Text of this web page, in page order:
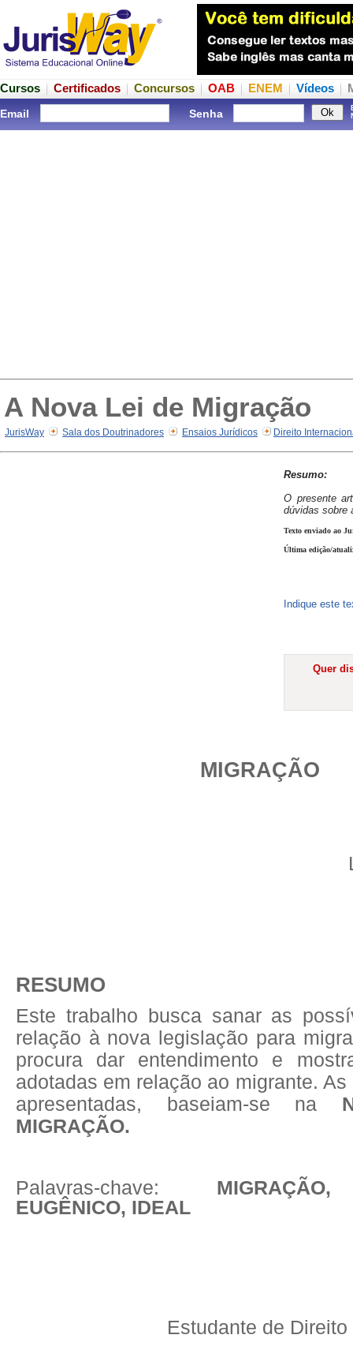
Cursos Certificados Concursos OAB ENEM Vídeos
Email Senha
A Nova Lei de Migração
JurisWay Sala dos Doutrinadores Ensaios Jurídicos Direito
Resumo:
O presente
dúvidas sobre
Texto enviado ao
Última edição/
Indique este
Quer
MIGRAÇÃO
RESUMO
Este trabalho busca sanar as
relação à nova legislação para
procura dar entendimento e
adotadas em relação ao migrante.
apresentadas, baseiam-se na
MIGRAÇÃO.
Palavras-chave:
EUGÊNICO, IDEAL
Estudante de Direito